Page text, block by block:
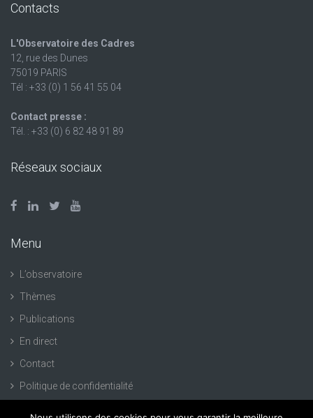
Contacts
L'Observatoire des Cadres
12, rue des Dunes
75019 PARIS
Tél : +33 (0) 1 56 41 55 04
Contact presse :
Tél. : +33 (0) 6 82 48 91 89
Réseaux sociaux
Menu
L’observatoire
Thèmes
Publications
En direct
Contact
Politique de confidentialité